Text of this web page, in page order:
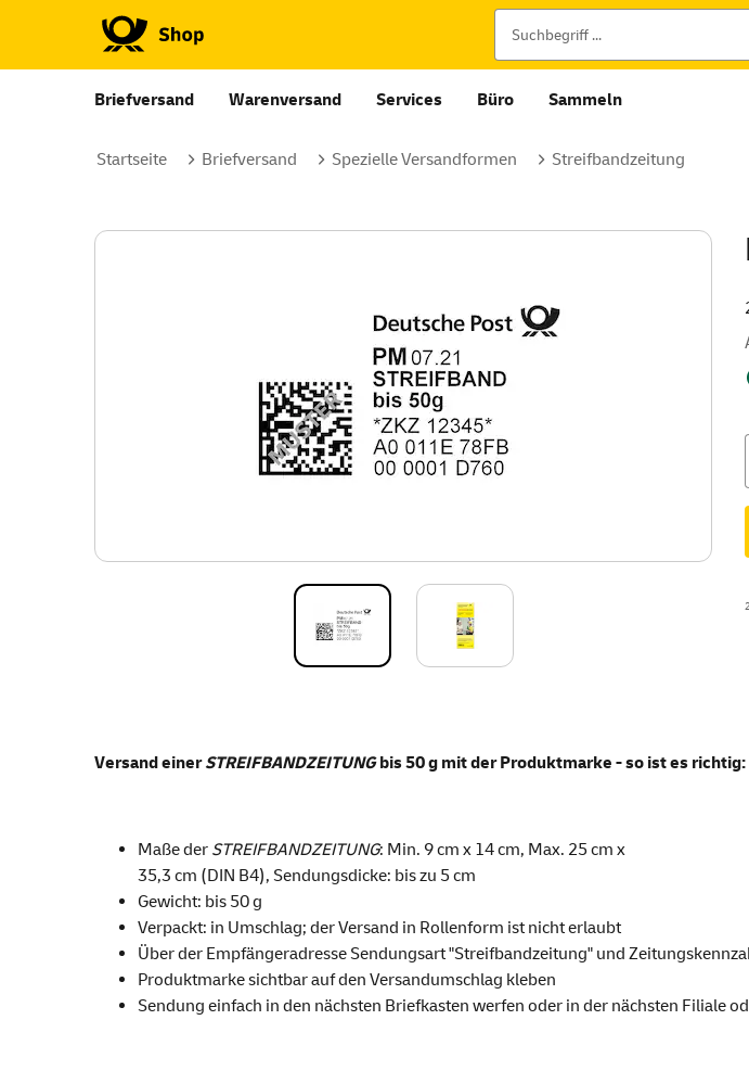
Briefversand Warenversand Services Büro Sammeln
Startseite Briefversand Spezielle Versandformen Streifbandzeitung
Versand einerSTREIFBANDZEITUNGbis 50 g mit der Produktmarke - so ist es richtig:
Maße der STREIFBANDZEITUNG: Min. 9 cm x 14 cm, Max. 25 cm x
35,3 cm (DIN B4), Sendungsdicke: bis zu 5 cm
Gewicht: bis 50 g
Verpackt: in Umschlag; der Versand in Rollenform ist nicht erlaubt
Über der Empfängeradresse Sendungsart "Streifbandzeitung" und
Produktmarke sichtbar auf den Versandumschlag kleben
Sendung einfach in den nächsten Briefkasten werfen oder in der nächsten Filiale